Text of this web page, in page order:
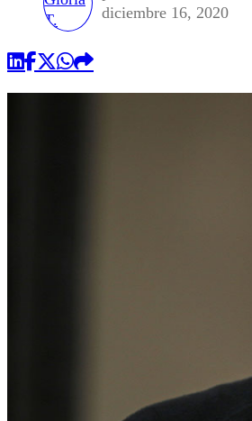
Universidad de Chile
Sustentabilidad
diciembre 16, 2020